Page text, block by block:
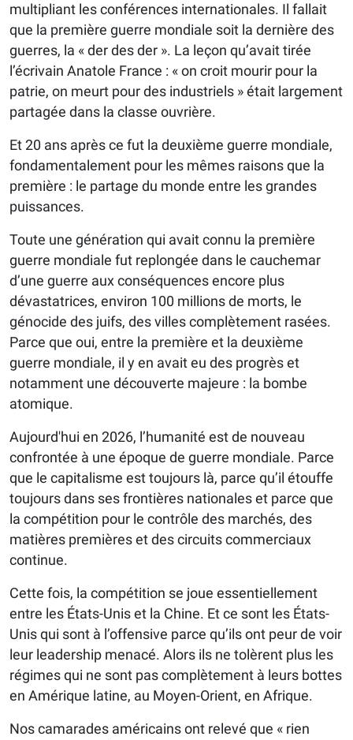
multipliant les conférences internationales. Il fallait
que la première guerre mondiale soit la dernière des
guerres, la « der des der ». La leçon qu’avait tirée
l’écrivain Anatole France : « on croit mourir pour la
patrie, on meurt pour des industriels » était largement
partagée dans la classe ouvrière.
Et 20 ans après ce fut la deuxième guerre mondiale,
fondamentalement pour les mêmes raisons que la
première : le partage du monde entre les grandes
puissances.
Toute une génération qui avait connu la première
guerre mondiale fut replongée dans le cauchemar
d’une guerre aux conséquences encore plus
dévastatrices, environ 100 millions de morts, le
génocide des juifs, des villes complètement rasées.
Parce que oui, entre la première et la deuxième
guerre mondiale, il y en avait eu des progrès et
notamment une découverte majeure : la bombe
atomique.
Aujourd'hui en 2026, l’humanité est de nouveau
confrontée à une époque de guerre mondiale. Parce
que le capitalisme est toujours là, parce qu’il étouffe
toujours dans ses frontières nationales et parce que
la compétition pour le contrôle des marchés, des
matières premières et des circuits commerciaux
continue.
Cette fois, la compétition se joue essentiellement
entre les États-Unis et la Chine. Et ce sont les États-
Unis qui sont à l’offensive parce qu’ils ont peur de voir
leur leadership menacé. Alors ils ne tolèrent plus les
régimes qui ne sont pas complètement à leurs bottes
en Amérique latine, au Moyen-Orient, en Afrique.
Nos camarades américains ont relevé que « rien